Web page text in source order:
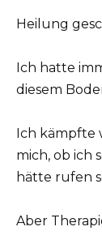
Heilung
Ich hatte
diesem
Ich
mich, ob ich
hätte rufen
Aber